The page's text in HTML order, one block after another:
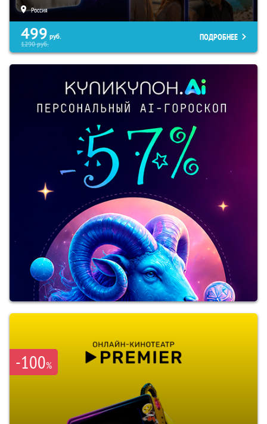
Россия
499 руб.
1290руб.
ПОДРОБНЕЕ
-100%